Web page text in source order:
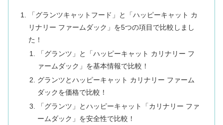
「グランツキャットフード」と「ハッピーキャット カ
リナリー ファームダック」を5つの項目で比較しまし
た！
「グランツ」と「ハッピーキャット カリナリー フ
ァームダック」を基本情報で比較！
グランツとハッピーキャット カリナリー ファーム
ダックを価格で比較！
「グランツ」とハッピーキャット「カリナリー ファ
ームダック」を安全性で比較！